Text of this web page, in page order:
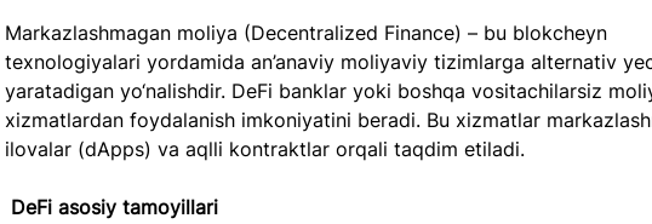
Markazlashmagan moliya (Decentralized Finance) – bu blokcheyn
texnologiyalari yordamida an’anaviy moliyaviy tizimlarga alternativ
yaratadigan yo‘nalishdir. DeFi banklar yoki boshqa vositachilarsiz
xizmatlardan foydalanish imkoniyatini beradi. Bu xizmatlar
ilovalar (dApps) va aqlli kontraktlar orqali taqdim etiladi.
DeFi asosiy tamoyillari